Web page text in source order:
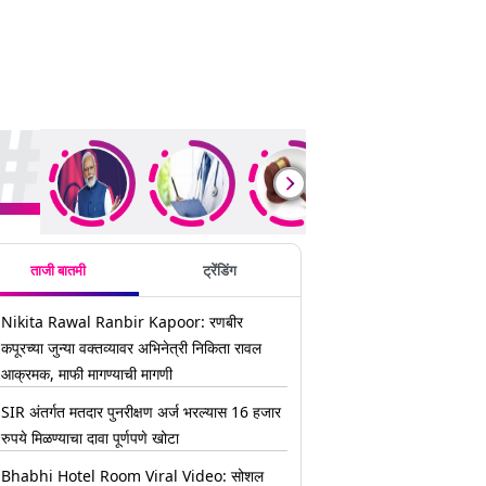
ताजी बातमी ट्रेंडिंग
Nikita Rawal Ranbir Kapoor: रणबीर
कपूरच्या जुन्या वक्तव्यावर अभिनेत्री निकिता रावल
आक्रमक, माफी मागण्याची मागणी
SIR अंतर्गत मतदार पुनरीक्षण अर्ज भरल्यास 16 हजार
रुपये मिळण्याचा दावा पूर्णपणे खोटा
Bhabhi Hotel Room Viral Video: सोशल